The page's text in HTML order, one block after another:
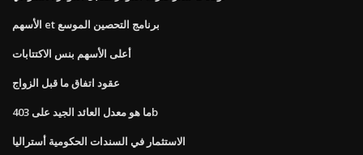
الأسهم et برنامج التحصين الموسع
أعلى الأسهم بنس الاكتتابات
عقود اتفاق ما قبل الزواج
ما هو معدل العائد الجيد على 403b
الاستثمار في السندات الحكومية أستراليا